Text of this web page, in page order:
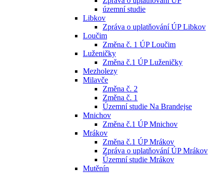
územní studie
Libkov
Zpráva o uplatňování ÚP Libkov
Loučim
Změna č. 1 ÚP Loučim
Luženičky
Změna č.1 ÚP Luženičky
Mezholezy
Milavče
Změna č. 2
Změna č. 1
Územní studie Na Brandejse
Mnichov
Změna č.1 ÚP Mnichov
Mrákov
Změna č.1 ÚP Mrákov
Zpráva o uplatňování ÚP Mrákov
Územní studie Mrákov
Mutěnín